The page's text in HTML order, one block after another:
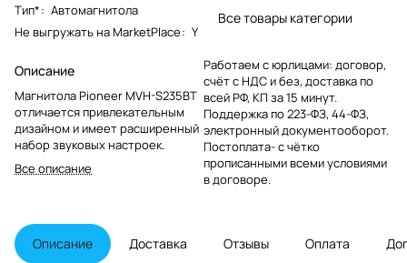
Тип*: Автомагнитола
Не выгружать на MarketPlace: Y
Описание
Магнитола Pioneer MVH-S235BT
отличается привлекательным
дизайном и имеет расширенный
набор звуковых настроек.
Все описание
Все товары категории
Работаем с юрлицами: договор,
счёт с НДС и без, доставка по
всей РФ, КП за 15 минут.
Поддержка по 223-ФЗ, 44-ФЗ,
электронный документооборот.
Постоплата- с чётко
прописанными всеми условиями
в договоре.
Описание Доставка Отзывы Оплата